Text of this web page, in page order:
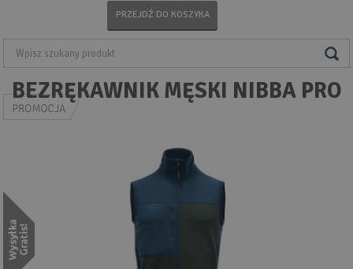
PRZEJDŹ DO KOSZYKA
BEZRĘKAWNIK MĘSKI NIBBA PRO